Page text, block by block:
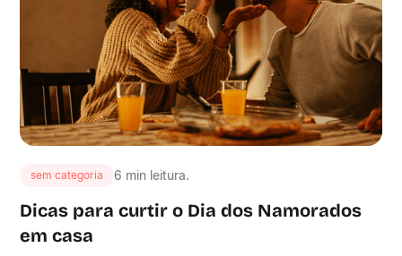
sem categoria 6 min leitura.
Dicas para curtir o Dia dos Namorados
em casa